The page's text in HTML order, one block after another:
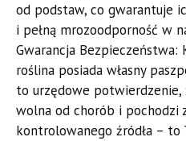
od podstaw, co gwarantuje
i pełną mrozoodporność w
​Gwarancja Bezpieczeństwa:
roślina posiada własny
to urzędowe potwierdzenie,
wolna od chorób i pochodzi
kontrolowanego źródła – to